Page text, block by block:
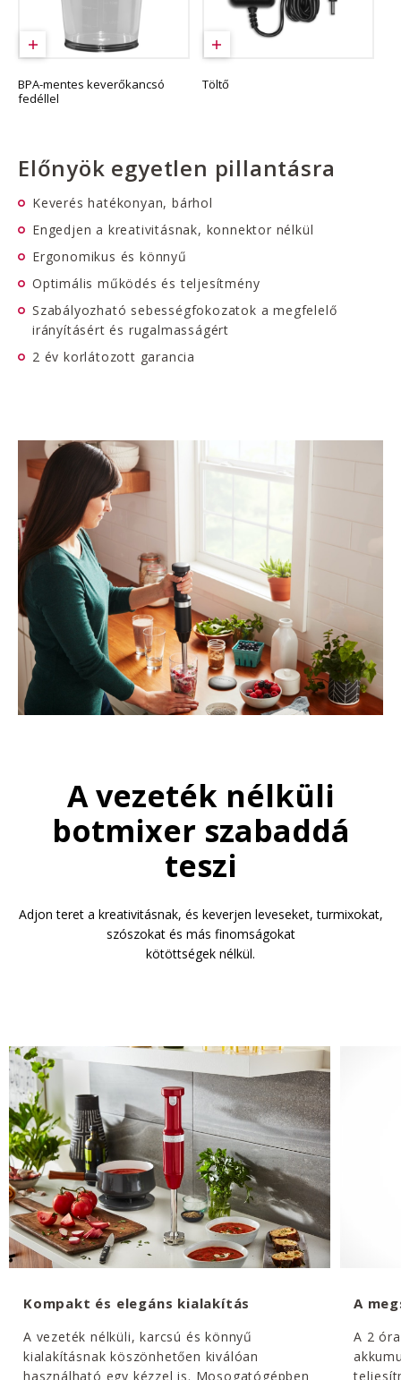
BPA-mentes keverőkancsó
fedéllel
Töltő
Előnyök egyetlen pillantásra
Keverés hatékonyan, bárhol
Engedjen a kreativitásnak, konnektor nélkül
Ergonomikus és könnyű
Optimális működés és teljesítmény
Szabályozható sebességfokozatok a megfelelő
irányításért és rugalmasságért
2 év korlátozott garancia
A vezeték nélküli
botmixer szabaddá
teszi
Adjon teret a kreativitásnak, és keverjen leveseket, turmixokat,
szószokat és más finomságokat
kötöttségek nélkül.
Kompakt és elegáns kialakítás
A vezeték nélküli, karcsú és könnyű
kialakításnak köszönhetően kiválóan
használható egy kézzel is. Mosogatógépben
A
A 2